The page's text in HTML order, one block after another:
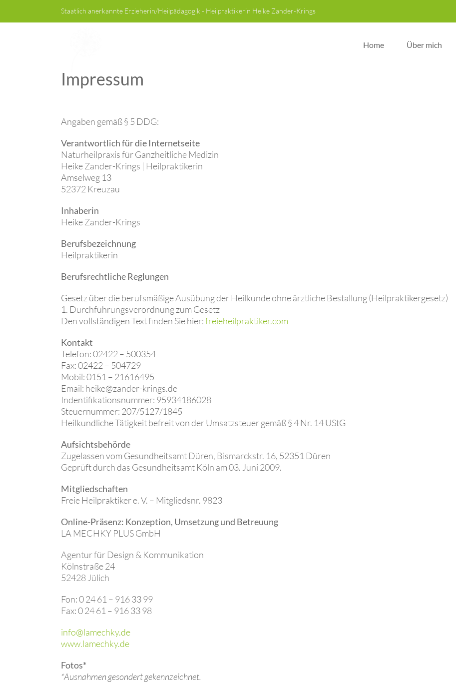
Staatlich anerkannte Erzieherin/Heilpädagogik - Heilpraktikerin Heike Zander-Krings
Home Über mich
Impressum
Angaben gemäß § 5 DDG:
Verantwortlich für die Internetseite
Naturheilpraxis für Ganzheitliche Medizin
Heike Zander-Krings | Heilpraktikerin
Amselweg 13
52372 Kreuzau
Inhaberin
Heike Zander-Krings
Berufsbezeichnung
Heilpraktikerin
Berufsrechtliche Reglungen
Gesetz über die berufsmäßige Ausübung der Heilkunde ohne ärztliche Bestallung (Heilpraktikergesetz)
1. Durchführungsverordnung zum Gesetz
Den vollständigen Text finden Sie hier:freieheilpraktiker.com
Kontakt
Telefon: 02422 – 500354
Fax: 02422 – 504729
Mobil: 0151 – 21616495
Email: heike@zander-krings.de
Indentifikationsnummer: 95934186028
Steuernummer: 207/5127/1845
Heilkundliche Tätigkeit befreit von der Umsatzsteuer gemäß § 4 Nr. 14 UStG
Aufsichtsbehörde
Zugelassen vom Gesundheitsamt Düren, Bismarckstr. 16, 52351 Düren
Geprüft durch das Gesundheitsamt Köln am 03. Juni 2009.
Mitgliedschaften
Freie Heilpraktiker e. V. – Mitgliedsnr. 9823
Online-Präsenz: Konzeption, Umsetzung und Betreuung
LA MECHKY PLUS GmbH
Agentur für Design & Kommunikation
Kölnstraße 24
52428 Jülich
Fon: 0 24 61 – 916 33 99
Fax: 0 24 61 – 916 33 98
info@lamechky.de
www.lamechky.de
Fotos*
*Ausnahmen gesondert gekennzeichnet.